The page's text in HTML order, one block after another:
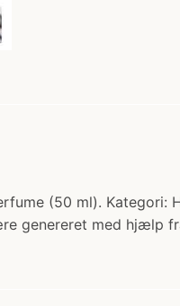
(50 ml).
genereret med hjælp